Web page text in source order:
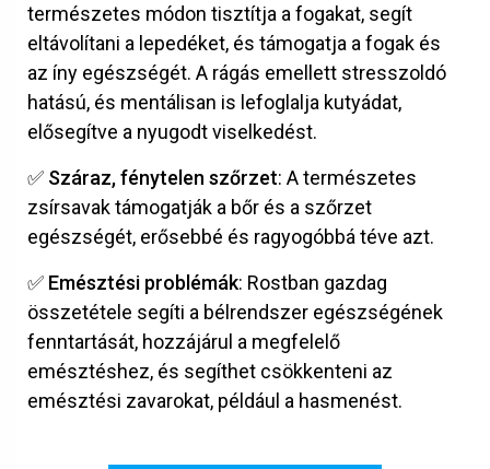
természetes módon tisztítja a fogakat, segít
eltávolítani a lepedéket, és támogatja a fogak és
az íny egészségét. A rágás emellett stresszoldó
hatású, és mentálisan is lefoglalja kutyádat,
elősegítve a nyugodt viselkedést.
✅ Száraz, fénytelen szőrzet: A természetes
zsírsavak támogatják a bőr és a szőrzet
egészségét, erősebbé és ragyogóbbá téve azt.
✅ Emésztési problémák: Rostban gazdag
összetétele segíti a bélrendszer egészségének
fenntartását, hozzájárul a megfelelő
emésztéshez, és segíthet csökkenteni az
emésztési zavarokat, például a hasmenést.